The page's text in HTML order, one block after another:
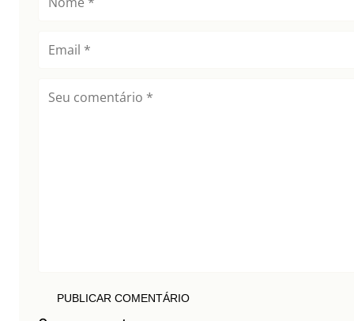
PUBLICAR COMENTÁRIO